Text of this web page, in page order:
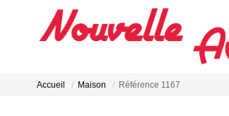
Accueil Maison Référence 1167